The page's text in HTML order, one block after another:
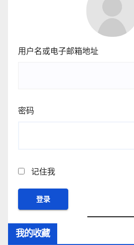
用户名或电子邮箱地址
密码
记住我
我的收藏